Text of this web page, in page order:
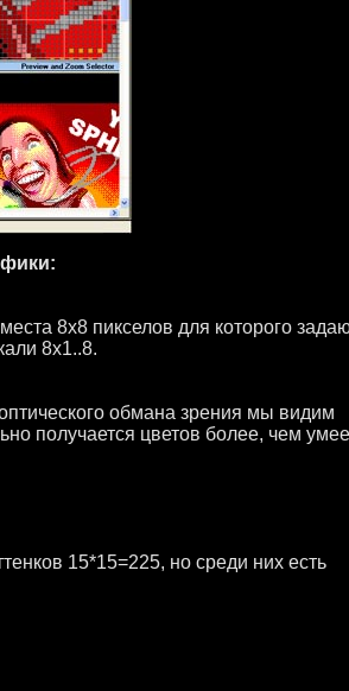
8x8 пикселов для которого
8x1..8.
обмана зрения мы видим
получается цветов более, чем
15*15=225, но среди них есть